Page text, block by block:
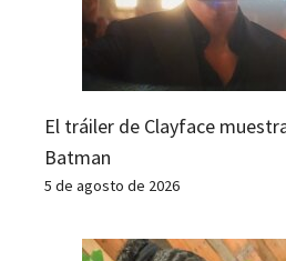
El tráiler de Clayface
Batman
5 de agosto de 2026